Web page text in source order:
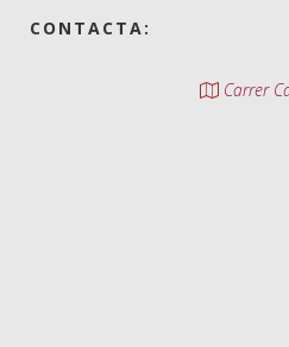
CONTACTA:
Carrer